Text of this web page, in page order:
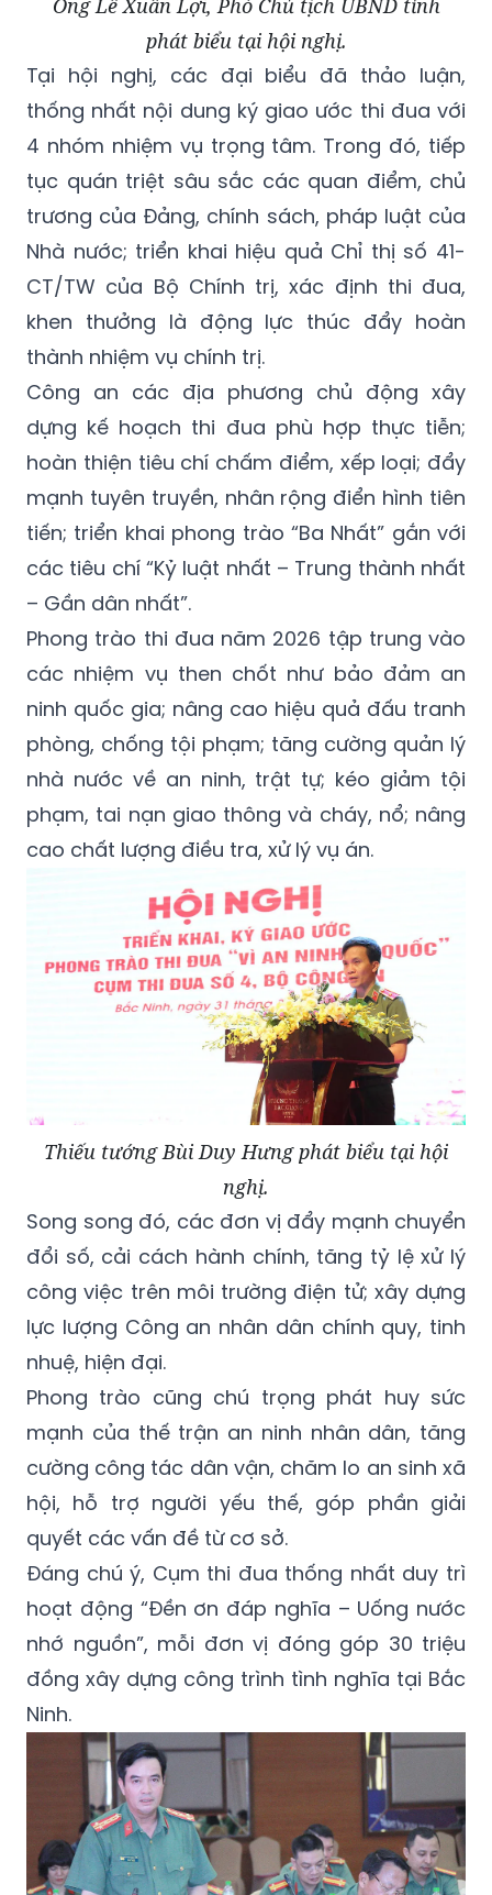
phát biểu tại hội nghị.
Tại hội nghị, các đại biểu đã thảo luận,
thống nhất nội dung ký giao ước thi đua với
4 nhóm nhiệm vụ trọng tâm. Trong đó, tiếp
tục quán triệt sâu sắc các quan điểm, chủ
trương của Đảng, chính sách, pháp luật của
Nhà nước; triển khai hiệu quả Chỉ thị số 41-
CT/TW của Bộ Chính trị, xác định thi đua,
khen thưởng là động lực thúc đẩy hoàn
thành nhiệm vụ chính trị.
Công an các địa phương chủ động xây
dựng kế hoạch thi đua phù hợp thực tiễn;
hoàn thiện tiêu chí chấm điểm, xếp loại; đẩy
mạnh tuyên truyền, nhân rộng điển hình tiên
tiến; triển khai phong trào “Ba Nhất” gắn với
các tiêu chí “Kỷ luật nhất – Trung thành nhất
– Gần dân nhất”.
Phong trào thi đua năm 2026 tập trung vào
các nhiệm vụ then chốt như bảo đảm an
ninh quốc gia; nâng cao hiệu quả đấu tranh
phòng, chống tội phạm; tăng cường quản lý
nhà nước về an ninh, trật tự; kéo giảm tội
phạm, tai nạn giao thông và cháy, nổ; nâng
cao chất lượng điều tra, xử lý vụ án.
Thiếu tướng Bùi Duy Hưng phát biểu tại hội
nghị.
Song song đó, các đơn vị đẩy mạnh chuyển
đổi số, cải cách hành chính, tăng tỷ lệ xử lý
công việc trên môi trường điện tử; xây dựng
lực lượng Công an nhân dân chính quy, tinh
nhuệ, hiện đại.
Phong trào cũng chú trọng phát huy sức
mạnh của thế trận an ninh nhân dân, tăng
cường công tác dân vận, chăm lo an sinh xã
hội, hỗ trợ người yếu thế, góp phần giải
quyết các vấn đề từ cơ sở.
Đáng chú ý, Cụm thi đua thống nhất duy trì
hoạt động “Đền ơn đáp nghĩa – Uống nước
nhớ nguồn”, mỗi đơn vị đóng góp 30 triệu
đồng xây dựng công trình tình nghĩa tại Bắc
Ninh.